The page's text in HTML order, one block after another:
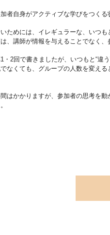
者自身がアクティブな学びをつくる
ためには、イレギュラーな、いつも
、講師が情報を与えることでなく、
・2回で書きましたが、いつもと“違
なくても、グループの人数を変え
はかかりますが、参加者の思考を